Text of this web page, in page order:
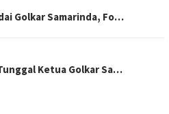
Golkar Samarinda, Fo…
Ketua Golkar Sa…